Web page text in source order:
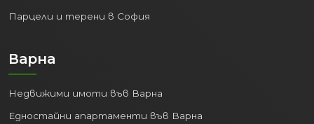
Парцели и терени в София
Варна
Недвижими имоти във Варна
Едностайни апартаменти във Варна